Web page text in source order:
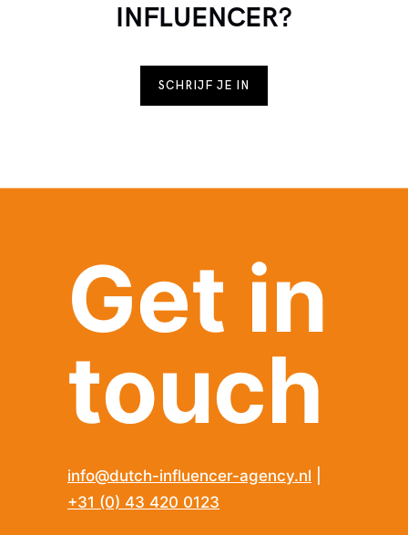
INFLUENCER?
SCHRIJF JE IN
Get in
touch
info@dutch-influencer-agency.nl
+31 (0) 43 420 0123